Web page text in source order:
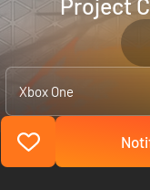
Project
Xbox One